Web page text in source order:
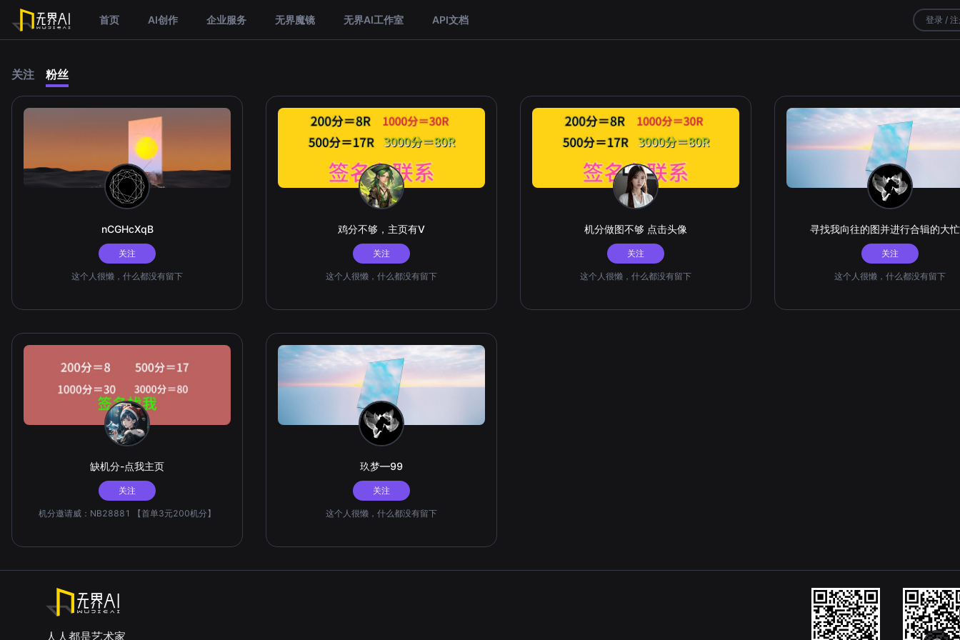
首页 AI创作 企业服务 无界魔镜 无界AI工作室 API文档 登录 /
关注 粉丝
nCGHcXqB
关注
这个人很懒，什么都没有留下
鸡分不够，主页有V
关注
这个人很懒，什么都没有留下
机分做图不够 点击头像
关注
这个人很懒，什么都没有留下
寻找我向往的图并进行合辑的大
关注
这个人很懒，什么都没有留下
缺机分-点我主页
关注
机分邀请威：NB28881 【首单3元200机分】
玖梦—99
关注
这个人很懒，什么都没有留下
人人都是艺术家